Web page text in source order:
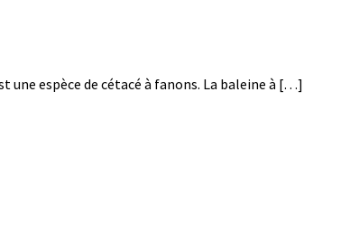
une espèce de cétacé à fanons. La baleine à […]